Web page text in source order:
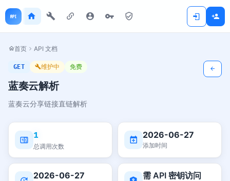
首页 API 文档
GET 维护中 免费
蓝奏云解析
蓝奏云分享链接直链解析
1
总调用次数
2026-06-27
添加时间
2026-06-27 需 API 密钥访问